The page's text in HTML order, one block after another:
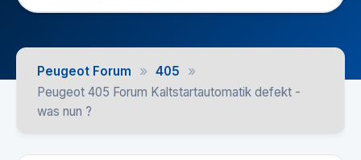
Peugeot Forum » 405 »
Peugeot 405 Forum Kaltstartautomatik defekt -
was nun ?